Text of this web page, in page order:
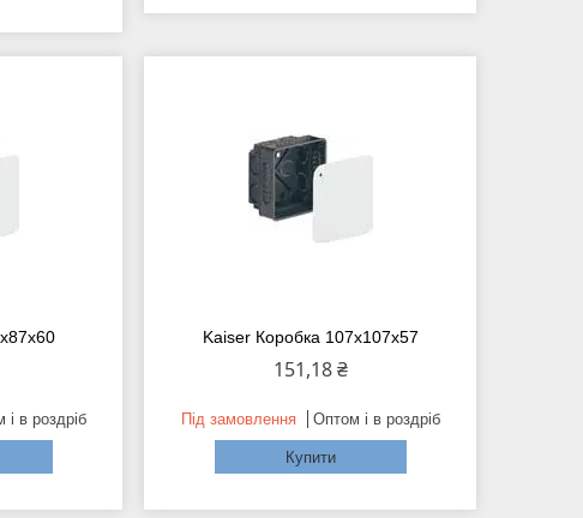
і в роздріб
Kaiser Коробка 107х107х57
151,18 ₴
Під замовлення Оптом і в роздріб
Купити